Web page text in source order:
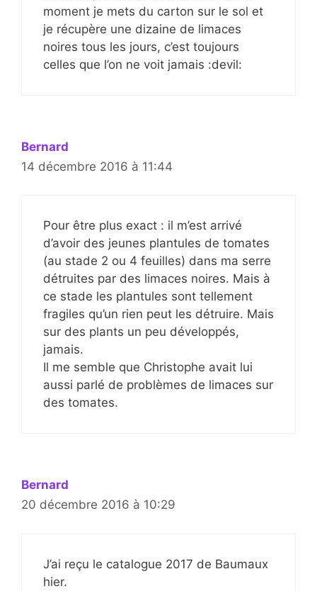
moment je mets du carton sur le sol et
je récupère une dizaine de limaces
noires tous les jours, c’est toujours
celles que l’on ne voit jamais :devil:
Bernard
14 décembre 2016 à 11:44
Pour être plus exact : il m’est arrivé
d’avoir des jeunes plantules de tomates
(au stade 2 ou 4 feuilles) dans ma serre
détruites par des limaces noires. Mais à
ce stade les plantules sont tellement
fragiles qu’un rien peut les détruire. Mais
sur des plants un peu développés,
jamais.
Il me semble que Christophe avait lui
aussi parlé de problèmes de limaces sur
des tomates.
Bernard
20 décembre 2016 à 10:29
J’ai reçu le catalogue 2017 de Baumaux
hier.